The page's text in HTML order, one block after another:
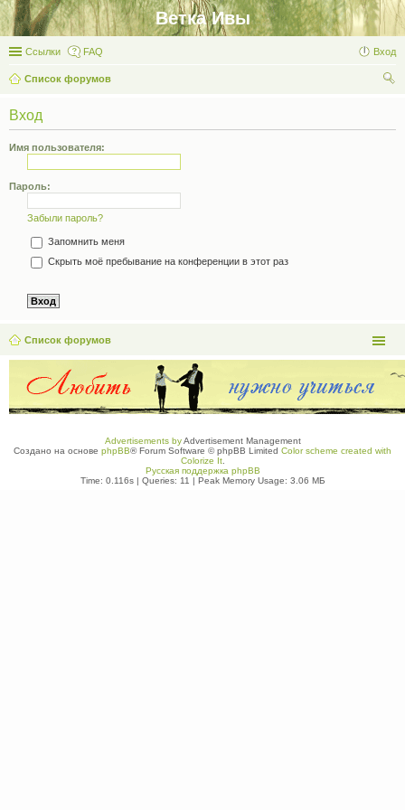
Ветка Ивы
Ссылки FAQ Вход
Список форумов
Вход
Имя пользователя:
Пароль:
Забыли пароль?
Запомнить меня
Скрыть моё пребывание на конференции в этот раз
Список форумов
Advertisements byAdvertisement Management
Создано на основе phpBB® Forum Software © phpBB Limited Color scheme created with
Colorize It.
Русская поддержка phpBB
Time: 0.116s| Queries: 11 | Peak Memory Usage: 3.06 МБ